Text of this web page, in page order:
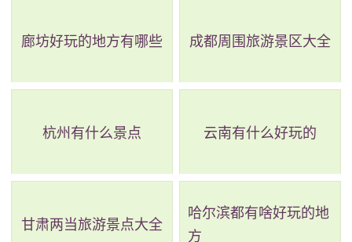
评级：AAAAA
廊坊好玩的地方有哪些 成都周围旅游景区大全
杭州有什么景点 云南有什么好玩的
甘肃两当旅游景点大全
哈尔滨都有啥好玩的地
方